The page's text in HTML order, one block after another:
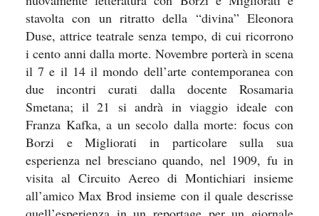
stavolta con un ritratto della “divina” Eleonora
Duse, attrice teatrale senza tempo, di cui ricorrono
i cento anni dalla morte. Novembre porterà in scena
il 7 e il 14 il mondo dell’arte contemporanea con
due incontri curati dalla docente Rosamaria
Smetana; il 21 si andrà in viaggio ideale con
Franza Kafka, a un secolo dalla morte: focus con
Borzi e Migliorati in particolare sulla sua
esperienza nel bresciano quando, nel 1909, fu in
visita al Circuito Aereo di Montichiari insieme
all’amico Max Brod insieme con il quale descrisse